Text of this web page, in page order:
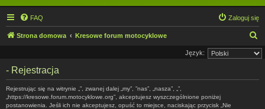
FAQ Zaloguj się
Strona domowa Kresowe forum motocyklowe
z
Język:
- Rejestracja
Rejestrując się na witrynie „”, zwanej dalej „my”, ”nas”, „nasza”, „”,
„https://kresowe.forum.motocyklowe.org”, akceptujesz wyszczególnione poniżej
postanowienia. Jeśli ich nie akceptujesz, opuść to miejsce, naciskając przycisk „Nie